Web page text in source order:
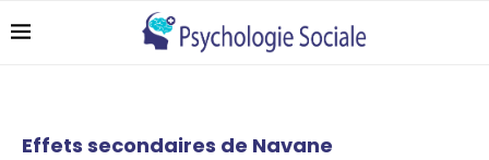
Effets secondaires de Navane